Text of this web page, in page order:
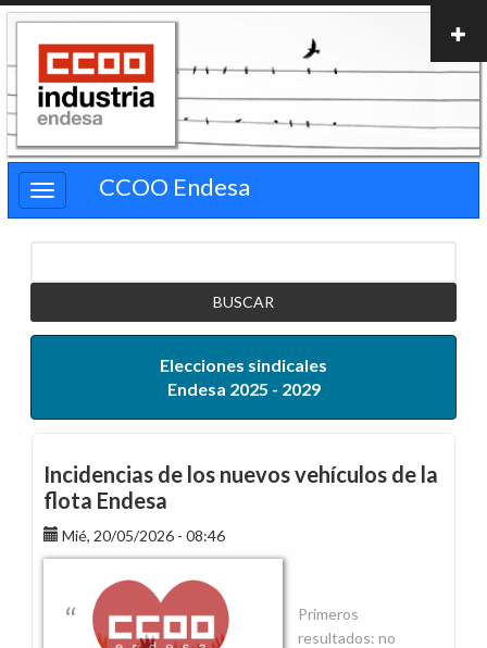
Pasar
contenido
principal
CCOO Endesa
Elecciones sindicales
Endesa 2025 - 2029
Incidencias de los nuevos vehículos de la
flota Endesa
Mié, 20/05/2026 - 08:46
Primeros
resultados: no